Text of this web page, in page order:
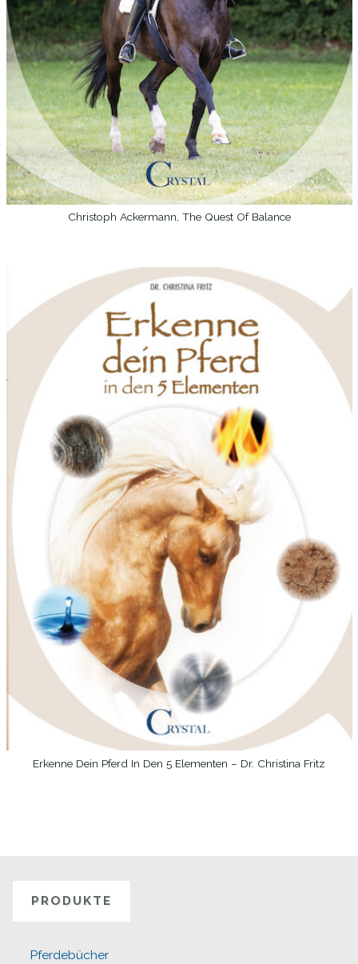
WEITERLESEN
Christoph Ackermann, The Quest Of Balance
WEITERLESEN
Erkenne Dein Pferd In Den 5 Elementen – Dr. Christina Fritz
PRODUKTE
Pferdebücher